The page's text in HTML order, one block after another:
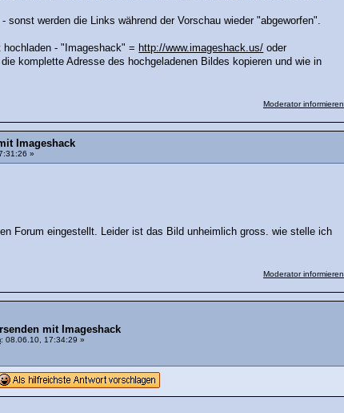
sonst werden die Links während der Vorschau wieder "abgeworfen".
- "Imageshack" = http://www.imageshack.us/ oder
komplette Adresse des hochgeladenen Bildes kopieren und wie in
Moderator informieren
Imageshack
»
Forum eingestellt. Leider ist das Bild unheimlich gross. wie stelle ich
Moderator informieren
mit Imageshack
: 08.06.10, 17:34:29 »